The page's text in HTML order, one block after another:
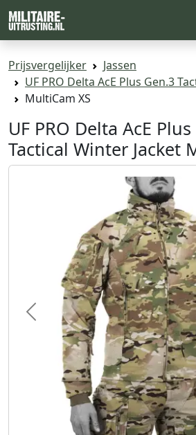
Prijsvergelijker
Jassen
UF PRO Delta AcE Plus Gen.3
MultiCam XS
UF PRO Delta AcE
Tactical Winter Jacket
Previous